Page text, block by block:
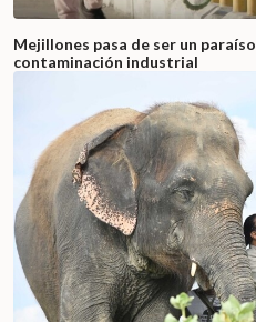
Mejillones pasa de ser un
contaminación industrial